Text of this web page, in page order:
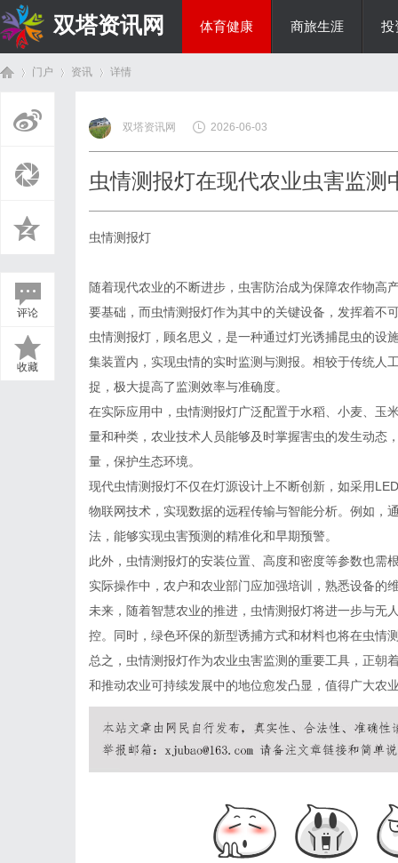
双塔资讯网 体育健康 商旅生涯 投
门户 资讯
›
详情
评论
收藏
双塔资讯网 2026-06-03
虫情测报灯在现代农业虫害监测
虫情测报灯
随着现代农业的不断进步，虫害防治成为保障农作物高
要基础，而虫情测报灯作为其中的关键设备，发挥着不
虫情测报灯，顾名思义，是一种通过灯光诱捕昆虫的设
集装置内，实现虫情的实时监测与测报。相较于传统人
捉，极大提高了监测效率与准确度。
在实际应用中，虫情测报灯广泛配置于水稻、小麦、玉
量和种类，农业技术人员能够及时掌握害虫的发生动态
量，保护生态环境。
现代虫情测报灯不仅在灯源设计上不断创新，如采用
物联网技术，实现数据的远程传输与智能分析。例如，
法，能够实现虫害预测的精准化和早期预警。
此外，虫情测报灯的安装位置、高度和密度等参数也需
实际操作中，农户和农业部门应加强培训，熟悉设备的
未来，随着智慧农业的推进，虫情测报灯将进一步与无
控。同时，绿色环保的新型诱捕方式和材料也将在虫情
总之，虫情测报灯作为农业虫害监测的重要工具，正朝
和推动农业可持续发展中的地位愈发凸显，值得广大农